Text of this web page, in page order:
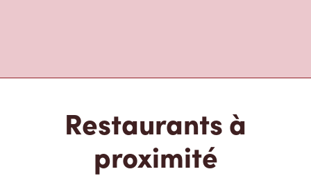
Restaurants à
proximité